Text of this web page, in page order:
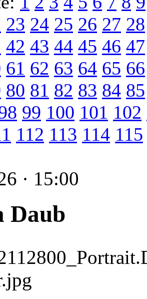
23 24 25 26 27 28
42 43 44 45 46 47
61 62 63 64 65 66
80 81 82 83 84 85
99 100 101 102
112 113 114 115
· 15:00
Daub